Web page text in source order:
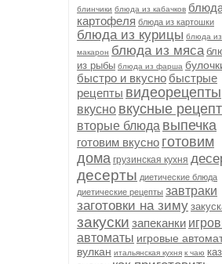
блинчики блюда из кабачков
картофеля блюда из картошки
блюда из курицы блюда из
макарон блюда из мяса
из рыбы блюда из фарша
быстро и вкусно быстрые
рецепты видеорецепты
вкусно вкусные
вторые блюда выпечка
готовим вкусно готовим
дома грузинская кухня
десерты диетические блюда
диетические рецепты завтраки
заготовки на зиму
закуски запеканки
автоматы игровые
вулкан итальянская кухня к чаю